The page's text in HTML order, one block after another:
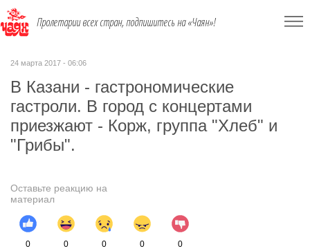
Пролетарии всех стран, подпишитесь на «Чаян»!
24 марта 2017 - 06:06
В Казани - гастрономические
гастроли. В город с концертами
приезжают - Корж, группа "Хлеб" и
"Грибы".
Оставьте реакцию на
материал
0 0 0 0 0